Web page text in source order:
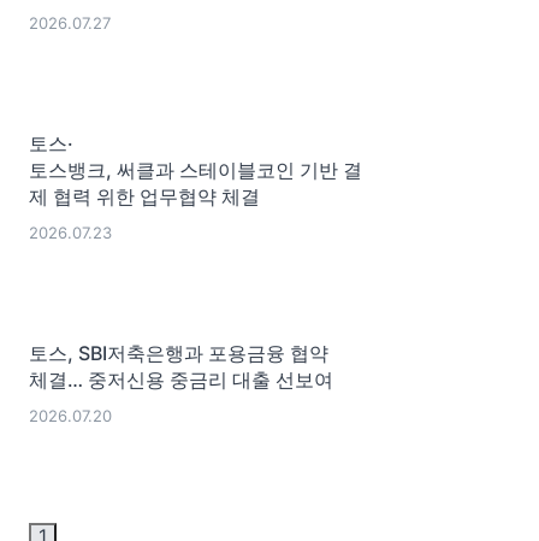
2026.07.27
토스·
토스뱅크, 써클과 스테이블코인 기반 결
제 협력 위한 업무협약 체결
2026.07.23
토스, SBI저축은행과 포용금융 협약
체결… 중저신용 중금리 대출 선보여
2026.07.20
1